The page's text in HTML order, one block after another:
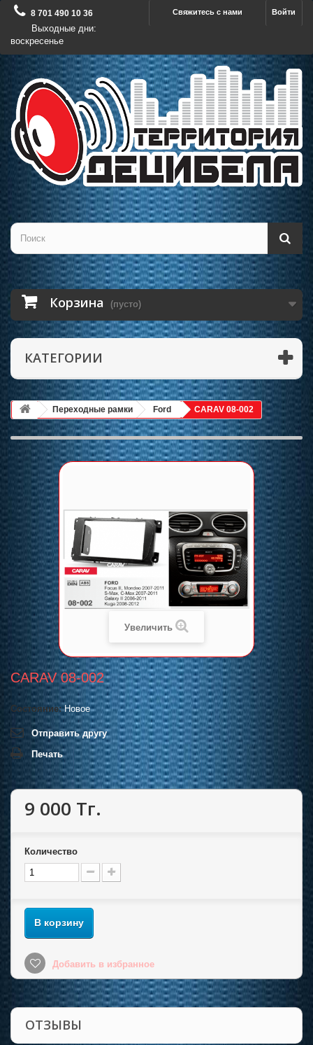
Войти
Свяжитесь с нами
8 701 490 10 36
Выходные дни:
воскресенье
Корзина (пусто)
КАТЕГОРИИ
Переходные рамки Ford CARAV 08-002
Увеличить
CARAV 08-002
Состояние: Новое
Отправить другу
Печать
9 000 Тг.
Количество
В корзину
Добавить в избранное
ОТЗЫВЫ